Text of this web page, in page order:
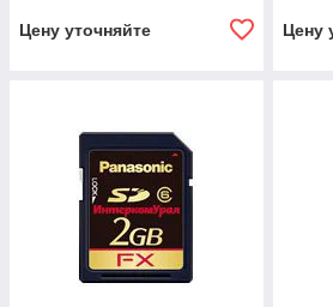
Цену уточняйте Цену